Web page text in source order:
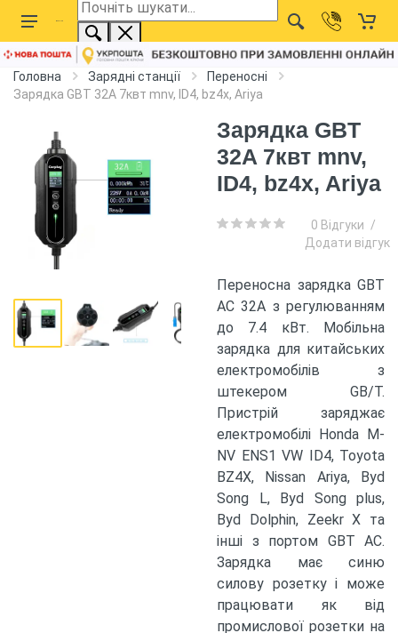
Головна Зарядні станції
Переносні
Зарядка GBT 32A 7квт mnv, ID4, bz4x, Ariya
Зарядка GBT
32A 7квт mnv,
ID4, bz4x, Ariya
0 Відгуки /
Додати відгук
Переносна зарядка GBT
AC 32А з регулюванням
до 7.4 кВт. Мобільна
зарядка для китайських
електромобілів з
штекером GB/T.
Пристрій заряджає
електромобілі Honda M-
NV ENS1 VW ID4, Toyota
BZ4X, Nissan Ariya, Byd
Song L, Byd Song plus,
Byd Dolphin, Zeekr X та
інші з портом GBT AC.
Зарядка має синю
силову розетку і може
працювати як від
промислової розетки на